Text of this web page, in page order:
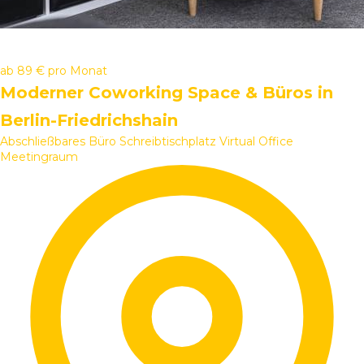
ab 89 € pro Monat
Moderner Coworking Space & Büros in
Berlin-Friedrichshain
Abschließbares Büro Schreibtischplatz Virtual Office
Meetingraum